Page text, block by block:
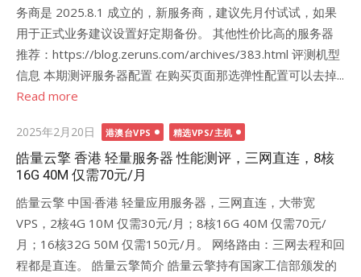
务商是 2025.8.1 成立的，新服务商，建议先月付试试，如果
用于正式业务建议设置好定期备份。 其他性价比高的服务器
推荐：https://blog.zeruns.com/archives/383.html 评测机型
信息 本期测评服务器配置 在购买页面那选弹性配置可以去掉...
Read more
Posted
on
2025年2月20日 港澳台VPS 精选VPS/主机
皓量云擎 香港 轻量服务器 性能测评，三网直连，8核
16G 40M 仅需70元/月
皓量云擎 中国·香港 轻量应用服务器，三网直连，大带宽
VPS，2核4G 10M 仅需30元/月；8核16G 40M 仅需70元/
月；16核32G 50M 仅需150元/月。 网络路由：三网去程和回
程都是直连。 皓量云擎简介 皓量云擎持有国家工信部颁发的